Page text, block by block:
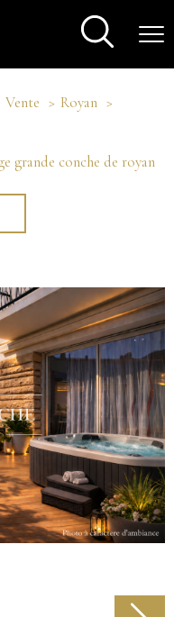
Vente
Royan
grande conche de royan